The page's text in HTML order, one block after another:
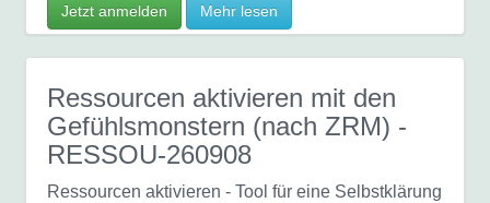
Jetzt anmelden Mehr lesen
Ressourcen aktivieren mit den
Gefühlsmonstern (nach ZRM) -
RESSOU-260908
Ressourcen aktivieren - Tool für eine Selbstklärung